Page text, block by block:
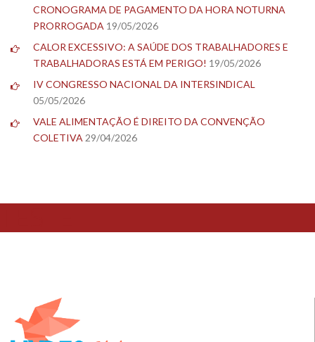
CRONOGRAMA DE PAGAMENTO DA HORA NOTURNA
PRORROGADA 19/05/2026
CALOR EXCESSIVO: A SAÚDE DOS TRABALHADORES E
TRABALHADORAS ESTÁ EM PERIGO! 19/05/2026
IV CONGRESSO NACIONAL DA INTERSINDICAL
05/05/2026
VALE ALIMENTAÇÃO É DIREITO DA CONVENÇÃO
COLETIVA 29/04/2026
TESTE